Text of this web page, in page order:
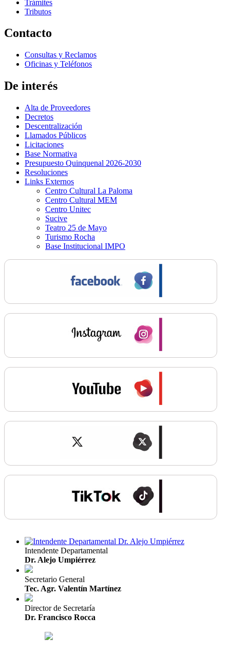
Trámites
Tributos
Contacto
Consultas y Reclamos
Oficinas y Teléfonos
De interés
Alta de Proveedores
Decretos
Descentralización
Llamados Públicos
Licitaciones
Base Normativa
Presupuesto Quinquenal 2026-2030
Resoluciones
Links Externos
Centro Cultural La Paloma
Centro Cultural MEM
Centro Unitec
Sucive
Teatro 25 de Mayo
Turismo Rocha
Base Institucional IMPO
Intendente Departamental
Dr. Alejo Umpiérrez
Secretario General
Tec. Agr. Valentín Martínez
Director de Secretaría
Dr. Francisco Rocca